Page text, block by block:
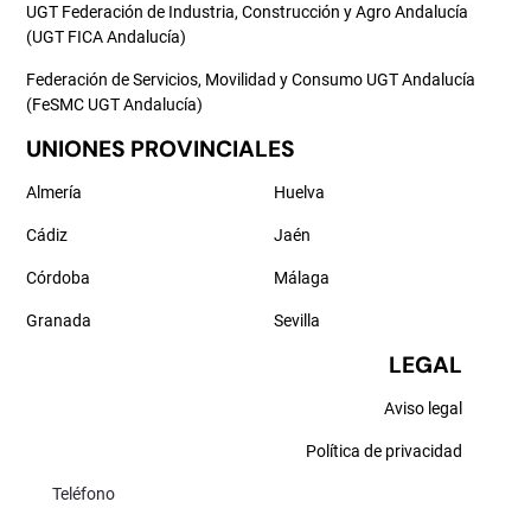
UGT Federación de Industria, Construcción y Agro Andalucía
(UGT FICA Andalucía)
Federación de Servicios, Movilidad y Consumo UGT Andalucía
(FeSMC UGT Andalucía)
UNIONES PROVINCIALES
Almería
Cádiz
Córdoba
Granada
Huelva
Jaén
Málaga
Sevilla
LEGAL
Aviso legal
Política de privacidad
Teléfono